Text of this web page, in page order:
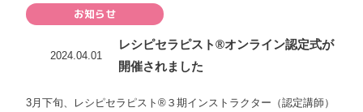
お知らせ
2024.04.01
レシピセラピスト®オンライン認定式が
開催されました
3月下旬、レシピセラピスト®︎３期インストラクター（認定講師）